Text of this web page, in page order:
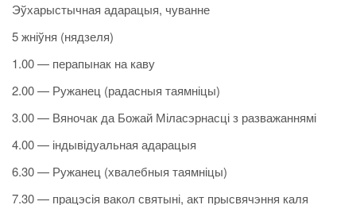
Эўхарыстычная адарацыя, чуванне
5 жніўня (нядзеля)
1.00 — перапынак на каву
2.00 — Ружанец (радасныя таямніцы)
3.00 — Вяночак да Божай Міласэрнасці з разважаннямі
4.00 — індывідуальная адарацыя
6.30 — Ружанец (хвалебныя таямніцы)
7.30 — працэсія вакол святыні, акт прысвячэння каля